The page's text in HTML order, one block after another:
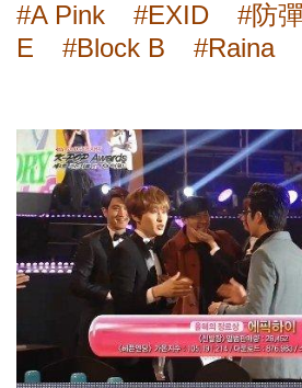
#A Pink
#EXID #防
E
#Block B #Raina